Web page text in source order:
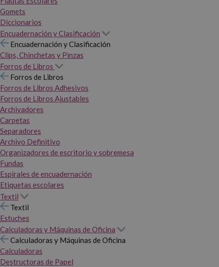
Gomets
Diccionarios
Encuadernación y Clasificación
Encuadernación y Clasificación
Clips, Chinchetas y Pinzas
Forros de Libros
Forros de Libros
Forros de Libros Adhesivos
Forros de Libros Ajustables
Archivadores
Carpetas
Separadores
Archivo Definitivo
Organizadores de escritorio y sobremesa
Fundas
Espirales de encuadernación
Etiquetas escolares
Textil
Textil
Estuches
Calculadoras y Máquinas de Oficina
Calculadoras y Máquinas de Oficina
Calculadoras
Destructoras de Papel